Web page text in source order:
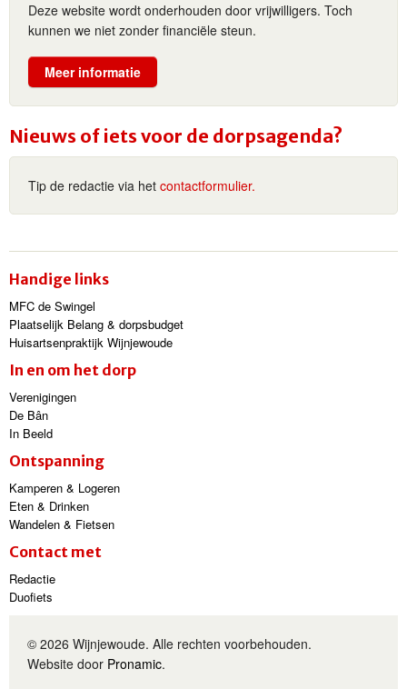
Deze website wordt onderhouden door vrijwilligers. Toch
kunnen we niet zonder financiële steun.
Meer informatie
Nieuws of iets voor de dorpsagenda?
Tip de redactie via het contactformulier.
Handige links
MFC de Swingel
Plaatselijk Belang & dorpsbudget
Huisartsenpraktijk Wijnjewoude
In en om het dorp
Verenigingen
De Bân
In Beeld
Ontspanning
Kamperen & Logeren
Eten & Drinken
Wandelen & Fietsen
Contact met
Redactie
Duofiets
© 2026 Wijnjewoude. Alle rechten voorbehouden.
Website door Pronamic.